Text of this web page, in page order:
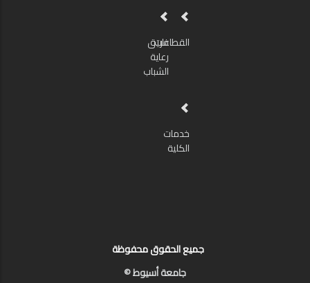
القطاعات
فريق
رعاية
الشباب
خدمات
الكلية
جميع الحقوق محفوظة
جامعة أسيوط ©